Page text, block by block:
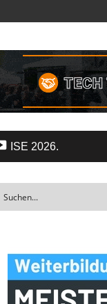
ISE 2026.